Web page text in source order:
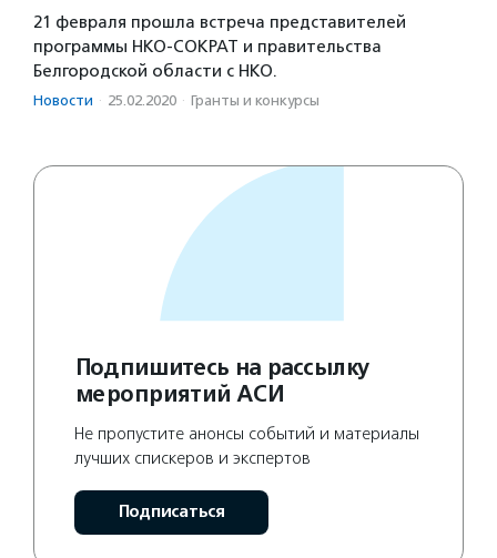
21 февраля прошла встреча представителей
программы НКО-СОКРАТ и правительства
Белгородской области с НКО.
Новости · 25.02.2020 · Гранты и конкурсы
Подпишитесь на рассылку
мероприятий АСИ
Не пропустите анонсы событий и материалы
лучших спискеров и экспертов
Подписаться